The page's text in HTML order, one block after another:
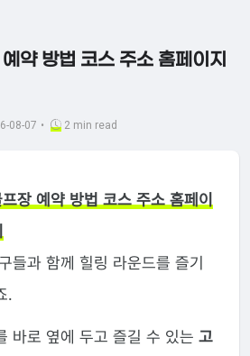
약 방법 코스 주소 홈페이지
08-07 • 2 min read
장 예약 방법 코스 주소 홈페이
들과 함께 힐링 라운드를 즐기
.
바로 옆에 두고 즐길 수 있는 고